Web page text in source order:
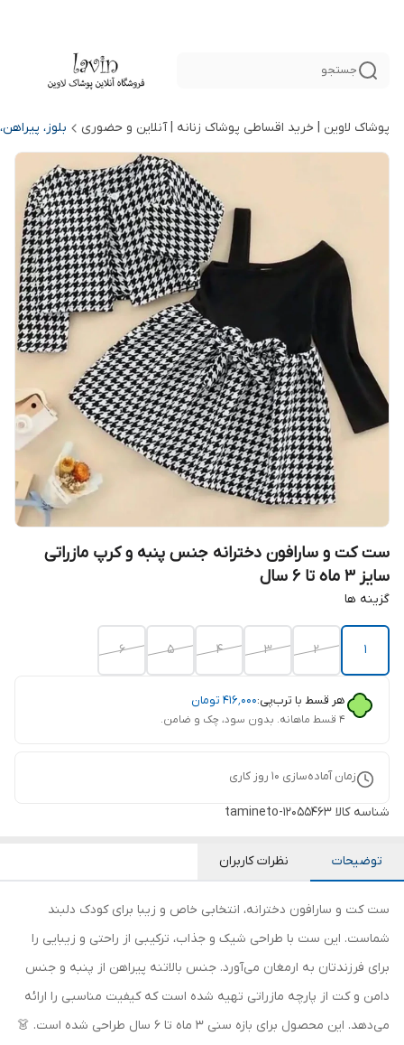
جستجو
پوشاک لاوین | خرید اقساطی پوشاک زنانه | آنلاین و حضوری بلوز،
ست کت و سارافون دخترانه جنس پنبه و کرپ مازراتی
سایز 3 ماه تا 6 سال
گزینه ها
1
2
3
4
5
6
هر قسط با ترب‌پی:۴۱۶٬۰۰۰ تومان
۴ قسط ماهانه. بدون سود، چک و ضامن.
زمان آماده‌سازی 10 روز کاری
شناسه کالا tamineto-12055463
توضیحات نظرات کاربران
ست کت و سارافون دخترانه، انتخابی خاص و زیبا برای کودک دلبند
شماست. این ست با طراحی شیک و جذاب، ترکیبی از راحتی و زیبایی را
برای فرزندتان به ارمغان می‌آورد. جنس بالاتنه پیراهن از پنبه و جنس
دامن و کت از پارچه مازراتی تهیه شده است که کیفیت مناسبی را ارائه
می‌دهد. این محصول برای بازه سنی 3 ماه تا 6 سال طراحی شده است. 👗